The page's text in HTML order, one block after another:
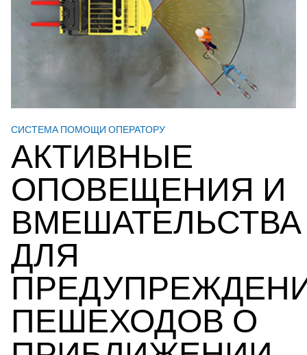
СИСТЕМА ПОМОЩИ ОПЕРАТОРУ
АКТИВНЫЕ
ОПОВЕЩЕНИЯ И
ВМЕШАТЕЛЬСТВА
ДЛЯ
ПЕШЕХОДОВ О